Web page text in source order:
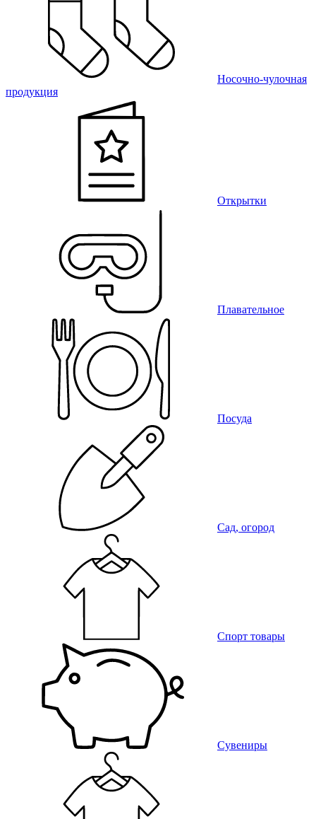
Носочно-чулочная
продукция
Открытки
Плавательное
Посуда
Сад, огород
Спорт товары
Сувениры